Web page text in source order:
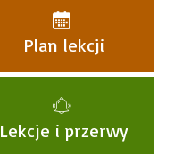
Plan lekcji
Lekcje i przerwy